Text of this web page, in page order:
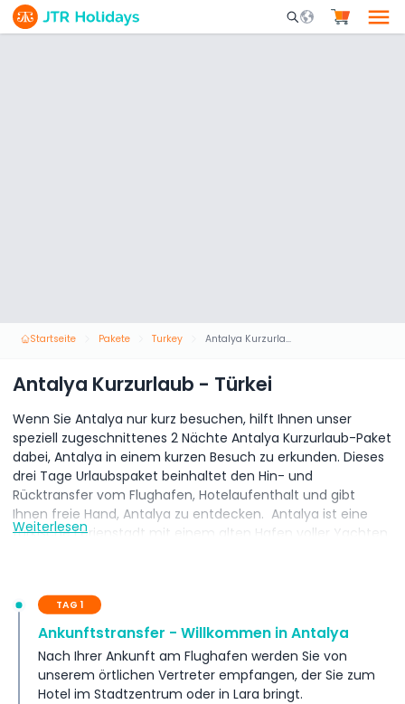
Mobile Search
Startseite Pakete Turkey Antalya Kurzurlaub - Türkei
Antalya Kurzurlaub - Türkei
Wenn Sie Antalya nur kurz besuchen, hilft Ihnen unser
speziell zugeschnittenes 2 Nächte Antalya Kurzurlaub-Paket
dabei, Antalya in einem kurzen Besuch zu erkunden. Dieses
drei Tage Urlaubspaket beinhaltet den Hin- und
Rücktransfer vom Flughafen, Hotelaufenthalt und gibt
Ihnen freie Hand, Antalya zu entdecken. Antalya ist eine
türkische Ferienstadt mit einem alten Hafen voller Yachten
als die Türkisküste wegen ihres blauen Wassers. Überreste
aus Antalyas Zeit als wichtiger römischer Hafen sind noch
erhalten. Dazu gehören das Hadrians-Tor, das zum
Gedenken an den Besuch des römischen Kaisers im Jahr
130 n. Chr. erbaut wurde, und der Hidırlık-Turm aus dem 2.
Jahrhundert mit Blick auf den Hafen.
Weiterlesen
TAG 1
Ankunftstransfer - Willkommen in Antalya
Nach Ihrer Ankunft am Flughafen werden Sie von
unserem örtlichen Vertreter empfangen, der Sie zum
Hotel im Stadtzentrum oder in Lara bringt.